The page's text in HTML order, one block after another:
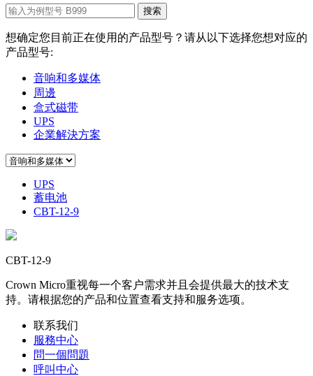
想确定您目前正在使用的产品型号？请从以下选择您想对应的
产品型号:
音响和多媒体
周邊
盒式磁带
UPS
企業解決方案
UPS
蓄电池
CBT-12-9
CBT-12-9
Crown Micro重视每一个客户需求并且会提供最大的技术支
持。请根据您的产品和位置查看支持和服务选项。
联系我们
服務中心
問一個問題
呼叫中心